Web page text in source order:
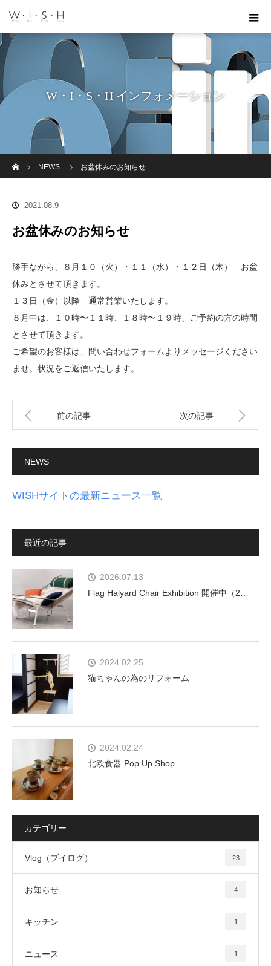
W・I・S・H インフォメーション
NEWS
お盆休みのお知らせ
2021.08.9
お盆休みのお知らせ
勝手ながら、８月１０（火）・１１（水）・１２日（木） お盆
休みとさせて頂きます。
１３日（金）以降 通常営業いたします。
８月中は、１０時〜１１時、１８時〜１９時、ご予約の方の時間
とさせて頂きます。
ご希望のお客様は、問い合わせフォームよりメッセージください
ませ。状況をご返信いたします。
前の記事 次の記事
NEWS
WISHサイトの最新ニュース一覧
最近の記事
2026.07.13
Flag Halyard Chair Exhibition 開催中（2…
2024.02.25
猫ちゃんの為のリフォーム
2024.02.24
北欧食器 Pop Up Shop
カテゴリー
Vlog（ブイログ） 23
お知らせ 4
キッチン 1
ニュース 1